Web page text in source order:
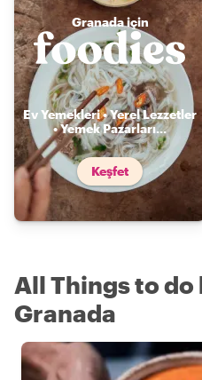
Granada için
Ev Yemekleri • Yerel Lezzetler
• Yemek Pazarları...
Keşfet
All Things to do
Granada